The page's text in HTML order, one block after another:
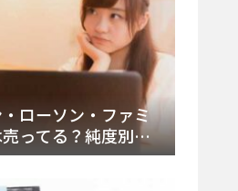
ローソン・ファミ
ってる？純度別お
所を徹底まとめ